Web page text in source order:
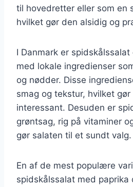
til hovedretter eller som en
hvilket gør den alsidig og
I Danmark er
med lokale ingredienser
og nødder. Disse
smag og tekstur, hvilket
interessant. Desuden er
grøntsag, rig på vitaminer
gør salaten til et sundt valg.
En af de mest populære
spidskålssalat med paprika